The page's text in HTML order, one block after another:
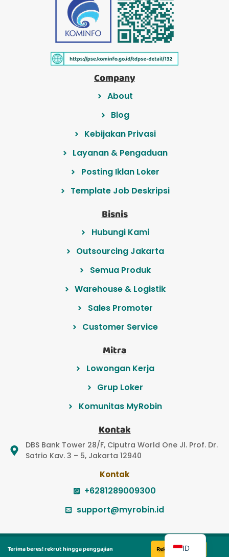
Terima beres! rekrut hingga penggajian Rekrut Sekarang
Company
About
Blog
Kebijakan Privasi
Layanan & Pengaduan
Posting Iklan Loker
Template Job Deskripsi
Bisnis
Hubungi Kami
Outsourcing Jakarta
Semua Produk
Warehouse & Logistik
Sales Promoter
Customer Service
Mitra
Lowongan Kerja
Grup Loker
Komunitas MyRobin
Kontak
DBS Bank Tower 28/F, Ciputra World One Jl. Prof. Dr.
Satrio Kav. 3 – 5, Jakarta 12940
Kontak
+6281289009300
support@myrobin.id
© 2022 PT Myrobin Indonesia Teknologi
© 2022 PT Majapahit Solusi Bersama
ID